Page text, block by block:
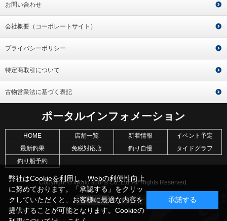
お問い合わせ
会社概要（コーポレートサイト）
プライバシーポリシー
特定商取引について
古物営業法に基づく表記
ポータルインフォメーション
HOME 店舗一覧 新着情報
イベント予定
最新釣果
免税対応店 釣り自慢
タイドグラフ
釣り船予約
Copyright © World sports Co.,Ltd. All Rights Reserved.
弊社はCookieを利用し、Webの利便性向上
に努めております。「承認する」をクリッ
クしていただくと、お客様に最適な内容を
提供することが可能となります。Cookieの
承諾する